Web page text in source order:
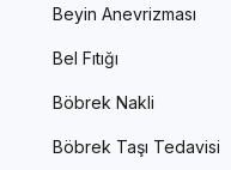
Beyin Anevrizması
Bel Fıtığı
Böbrek Nakli
Böbrek Taşı Tedavisi